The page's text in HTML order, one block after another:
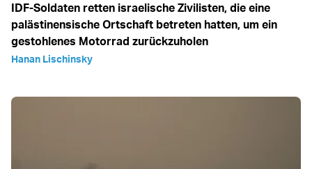
IDF-Soldaten retten israelische Zivilisten, die eine
palästinensische Ortschaft betreten hatten, um ein
gestohlenes Motorrad zurückzuholen
Hanan Lischinsky